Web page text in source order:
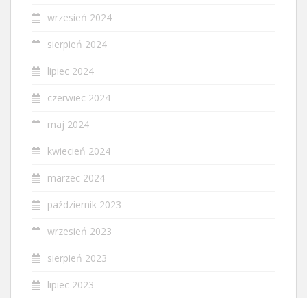
wrzesień 2024
sierpień 2024
lipiec 2024
czerwiec 2024
maj 2024
kwiecień 2024
marzec 2024
październik 2023
wrzesień 2023
sierpień 2023
lipiec 2023